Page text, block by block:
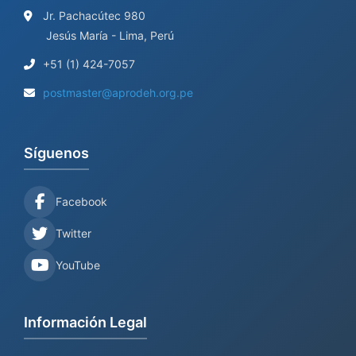
Jr. Pachacútec 980
Jesús María - Lima, Perú
+51 (1) 424-7057
postmaster@aprodeh.org.pe
Síguenos
Facebook
Twitter
YouTube
Información Legal